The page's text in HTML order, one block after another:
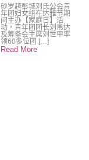
砂罗越彭城刘氏公会青
年团妇女组在达雅节期
间主办【家庭日】活
动，青年团团长刘帛达
及筹备会主席刘世甲率
领60多位团 […]
Read More